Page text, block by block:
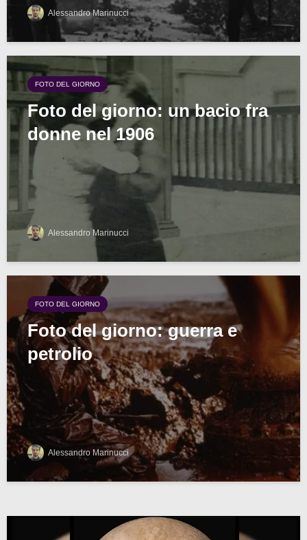
Alessandro Marinucci
FOTO DEL GIORNO
Foto del giorno: un bacio fra
donne nel 1906
Alessandro Marinucci
FOTO DEL GIORNO
Foto del giorno: guerra e
petrolio
Alessandro Marinucci